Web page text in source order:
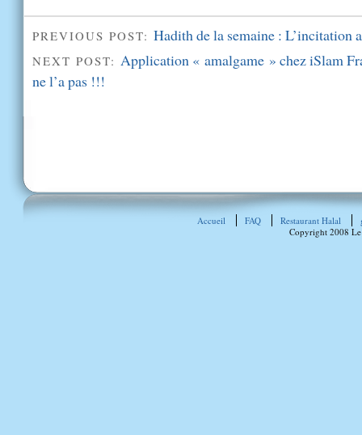
PREVIOUS POST: Hadith de la semaine : L’incitation
NEXT POST: Application « amalgame » chez iSlam
ne l’a pas !!!
Accueil FAQ Restaurant Halal
Copyright 2008